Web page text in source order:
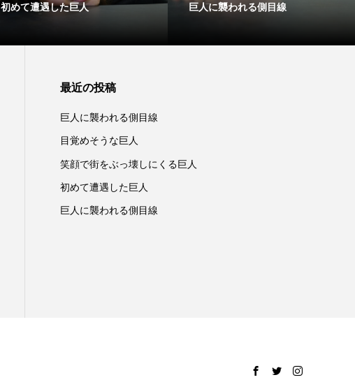
初めて遭遇した巨人 巨人に襲われる側目線
最近の投稿
巨人に襲われる側目線
目覚めそうな巨人
笑顔で街をぶっ壊しにくる巨人
初めて遭遇した巨人
巨人に襲われる側目線